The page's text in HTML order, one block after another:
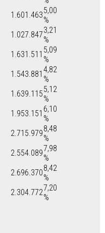
1.601.4635,00
%
1.027.8473,21
%
1.631.511 5,09
%
1.543.881 4,82
%
1.639.1155,12
%
1.953.151 6,10
%
2.715.9798,48
%
2.554.0897,98
%
2.696.3708,42
%
2.304.7727,20
%